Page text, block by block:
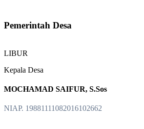
Pemerintah Desa
LIBUR
Kepala Desa
MOCHAMAD SAIFUR, S.Sos
NIAP. 19881111082016102662